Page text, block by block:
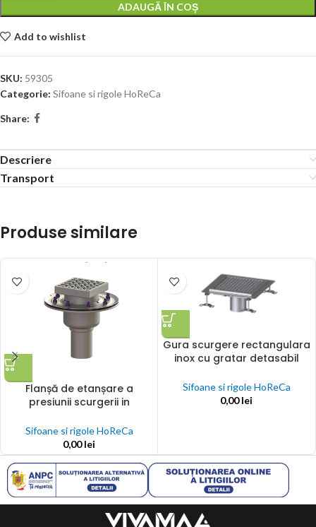
ADAUGĂ ÎN COȘ
Add to wishlist
SKU: 59305
Categorie: Sifoane si rigole HoReCa
Share:
Descriere
Transport
Produse similare
Flanșă de etanșare a
presiunii scurgerii in
Sifoane si rigole HoReCa
0,00lei
Gura scurgere rectangulara
inox cu gratar detasabil
Sifoane si rigole HoReCa
0,00lei